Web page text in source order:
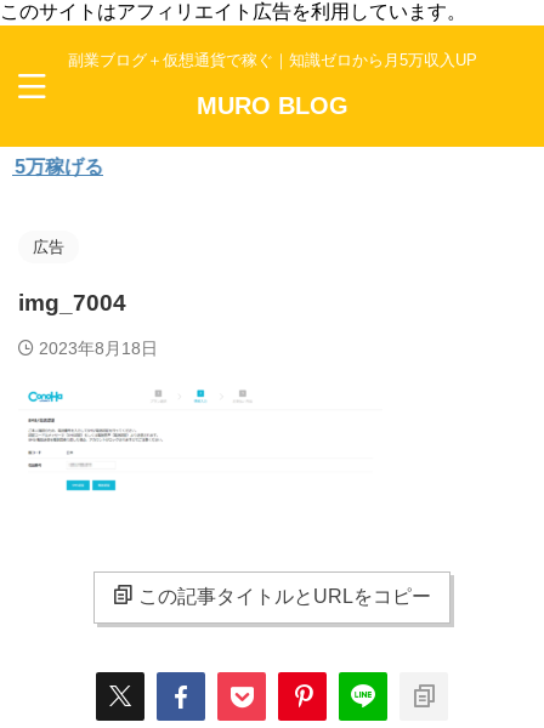
このサイトはアフィリエイト広告を利用しています。
副業ブログ＋仮想通貨で稼ぐ｜知識ゼロから月5万収入UP
MURO BLOG
げる
広告
img_7004
2023年8月18日
この記事タイトルとURLをコピー